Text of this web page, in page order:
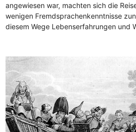
angewiesen war, machten sich die
wenigen Fremdsprachenkenntnisse
diesem Wege Lebenserfahrungen und